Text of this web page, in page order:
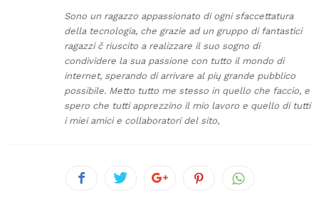
Sono un ragazzo appassionato di ogni sfaccettatura
della tecnologia, che grazie ad un gruppo di fantastici
ragazzi č riuscito a realizzare il suo sogno di
condividere la sua passione con tutto il mondo di
internet, sperando di arrivare al pių grande pubblico
possibile. Metto tutto me stesso in quello che faccio, e
spero che tutti apprezzino il mio lavoro e quello di tutti
i miei amici e collaboratori del sito,